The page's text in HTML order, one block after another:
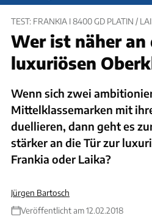
TEST: FRANKIA I 8400 GD PLATIN /
Wer ist näher an
luxuriösen
Wenn sich zwei
Mittelklassemarken mit
duellieren, dann geht es
stärker an die Tür zur
Frankia oder Laika?
Jürgen Bartosch
Veröffentlicht am 12.02.2018